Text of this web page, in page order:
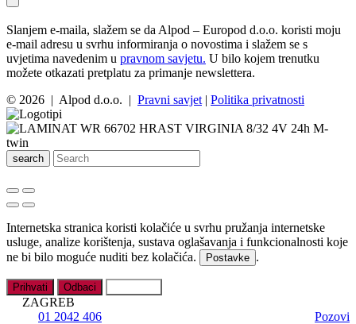
Slanjem e-maila, slažem se da Alpod – Europod d.o.o. koristi moju
e-mail adresu u svrhu informiranja o novostima i slažem se s
uvjetima navedenim u pravnom savjetu. U bilo kojem trenutku
možete otkazati pretplatu za primanje newslettera.
© 2026 | Alpod d.o.o. | Pravni savjet | Politika privatnosti
search
Internetska stranica koristi kolačiće u svrhu pružanja internetske
usluge, analize korištenja, sustava oglašavanja i funkcionalnosti koje
ne bi bilo moguće nuditi bez kolačića.
Postavke .
Prihvati Odbaci
ZAGREB
01 2042 406
Pozovi